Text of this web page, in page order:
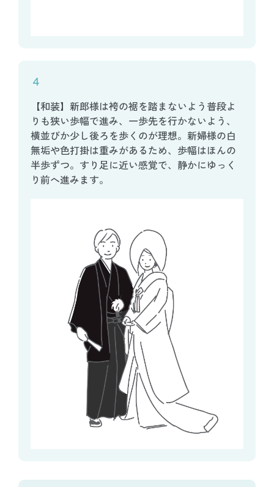
４
【和装】新郎様は袴の裾を踏まないよう普段よ
りも狭い歩幅で進み、一歩先を行かないよう、
横並びか少し後ろを歩くのが理想。新婦様の白
無垢や色打掛は重みがあるため、歩幅はほんの
半歩ずつ。すり足に近い感覚で、静かにゆっく
り前へ進みます。